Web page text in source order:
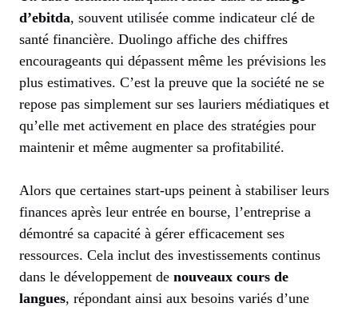
d’ebitda, souvent utilisée comme indicateur clé de
santé financière. Duolingo affiche des chiffres
encourageants qui dépassent même les prévisions les
plus estimatives. C’est la preuve que la société ne se
repose pas simplement sur ses lauriers médiatiques et
qu’elle met activement en place des stratégies pour
maintenir et même augmenter sa profitabilité.
Alors que certaines start-ups peinent à stabiliser leurs
finances après leur entrée en bourse, l’entreprise a
démontré sa capacité à gérer efficacement ses
ressources. Cela inclut des investissements continus
dans le développement de nouveaux cours de
langues, répondant ainsi aux besoins variés d’une